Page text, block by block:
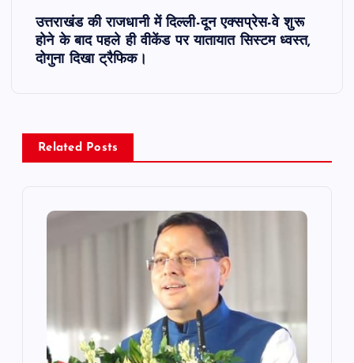
v
उत्तराखंड की राजधानी में दिल्ली-दून एक्सप्रेस-वे शुरू
होने के बाद पहले ही वीकेंड पर यातायात सिस्टम ध्वस्त,
दोगुना दिखा ट्रैफिक।
Related Posts